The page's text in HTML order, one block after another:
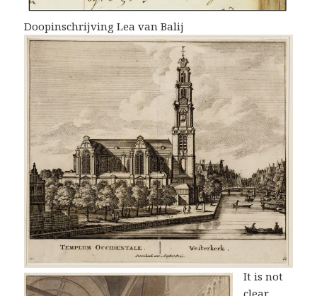
Doopinschrijving Lea van Balij
It is not
clear